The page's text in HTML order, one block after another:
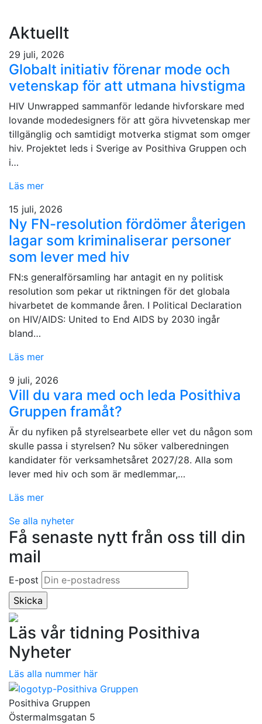
Aktuellt
29 juli, 2026
Globalt initiativ förenar mode och
vetenskap för att utmana hivstigma
HIV Unwrapped sammanför ledande hivforskare med
lovande modedesigners för att göra hivvetenskap mer
tillgänglig och samtidigt motverka stigmat som omger
hiv. Projektet leds i Sverige av Posithiva Gruppen och
i…
Läs mer
15 juli, 2026
Ny FN-resolution fördömer återigen
lagar som kriminaliserar personer
som lever med hiv
FN:s generalförsamling har antagit en ny politisk
resolution som pekar ut riktningen för det globala
hivarbetet de kommande åren. I Political Declaration
on HIV/AIDS: United to End AIDS by 2030 ingår
bland…
Läs mer
9 juli, 2026
Vill du vara med och leda Posithiva
Gruppen framåt?
Är du nyfiken på styrelsearbete eller vet du någon som
skulle passa i styrelsen? Nu söker valberedningen
kandidater för verksamhetsåret 2027/28. Alla som
lever med hiv och som är medlemmar,…
Läs mer
Se alla nyheter
Få senaste nytt från oss till din
mail
E-post
Läs vår tidning Posithiva
Nyheter
Läs alla nummer här
Posithiva Gruppen
Östermalmsgatan 5